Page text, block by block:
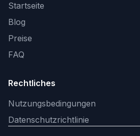
Startseite
Blog
Preise
FAQ
Rechtliches
Nutzungsbedingungen
Datenschutzrichtlinie